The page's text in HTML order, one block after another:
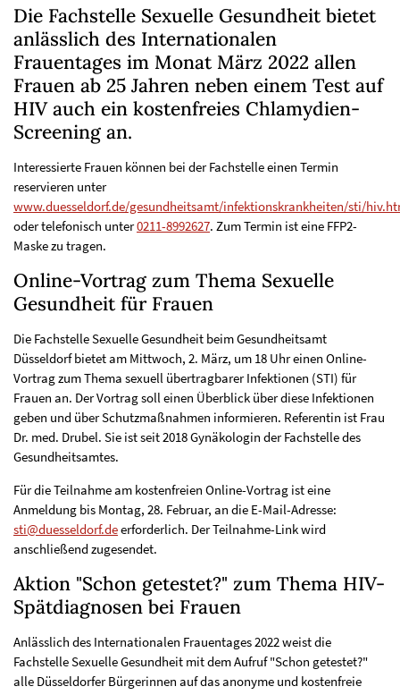
Die Fachstelle Sexuelle Gesundheit bietet
anlässlich des Internationalen
Frauentages im Monat März 2022 allen
Frauen ab 25 Jahren neben einem Test auf
HIV auch ein kostenfreies Chlamydien-
Screening an.
Interessierte Frauen können bei der Fachstelle einen Termin
reservieren unter
www.duesseldorf.de/gesundheitsamt/infektionskrankheiten/sti/
oder telefonisch unter0211-8992627. Zum Termin ist eine FFP2-
Maske zu tragen.
Online-Vortrag zum Thema Sexuelle
Gesundheit für Frauen
Die Fachstelle Sexuelle Gesundheit beim Gesundheitsamt
Düsseldorf bietet am Mittwoch, 2. März, um 18 Uhr einen Online-
Vortrag zum Thema sexuell übertragbarer Infektionen (STI) für
Frauen an. Der Vortrag soll einen Überblick über diese Infektionen
geben und über Schutzmaßnahmen informieren. Referentin ist Frau
Dr. med. Drubel. Sie ist seit 2018 Gynäkologin der Fachstelle des
Gesundheitsamtes.
Für die Teilnahme am kostenfreien Online-Vortrag ist eine
Anmeldung bis Montag, 28. Februar, an die E-Mail-Adresse:
sti@duesseldorf.deerforderlich. Der Teilnahme-Link wird
anschließend zugesendet.
Aktion "Schon getestet?" zum Thema HIV-
Spätdiagnosen bei Frauen
Anlässlich des Internationalen Frauentages 2022 weist die
Fachstelle Sexuelle Gesundheit mit dem Aufruf "Schon getestet?"
alle Düsseldorfer Bürgerinnen auf das anonyme und kostenfreie